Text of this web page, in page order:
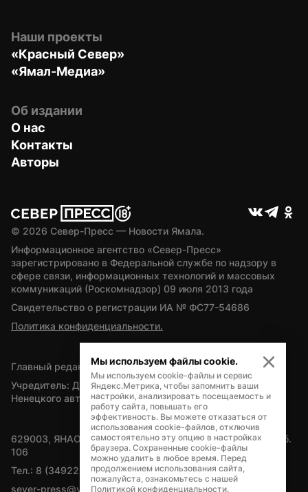
Наши проекты
«Красный Север»
«Ямал-Медиа»
Об издании
О нас
Контакты
Авторы
© 2026 Север-Пресс — Новости Ямала.
Информационное агентство «Север-Пресс»
зарегистрировано в Федеральной службе по надзору в
сфере связи, информационных технологий и массовых
коммуникаций (Роскомнадзор) 09 июля 2013 года
Свидетельство о регистрации ИА № ФС77-54686
Политика конфиденциальности.
Главный редактор — А.Л. Поздеев
Учредитель: Департамент внутренней политики Ямало-
Ненецкого автономного округа
629003, ЯНАО, Салехард, мкр. Богдана Кнунянца, д.1, каб.
106
Тел.: 8 (34922) 71262
sever-press@yamal-media.ru
Мы используем файлы cookie.
Мы используем cookie-файлы и сервис
Яндекс.Метрика, чтобы запомнить ваши
настройки, анализировать посещаемость и
работу сайта, повышать его
эффективность. Вы можете отказаться от
использования cookie-файлов, отключив
самостоятельно эту опцию в настройках
браузера. Сохраненные cookie-файлы
можно удалить в любое время. Перед
продолжением использования сайта,
пожалуйста, ознакомьтесь с нашей
Политикой конфиденциальности.